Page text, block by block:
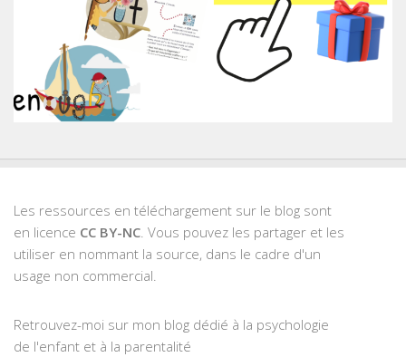
Les ressources en téléchargement sur le blog sont
en licence CC BY-NC. Vous pouvez les partager et les
utiliser en nommant la source, dans le cadre d'un
usage non commercial.
Retrouvez-moi sur mon blog dédié à la psychologie
de l'enfant et à la parentalité